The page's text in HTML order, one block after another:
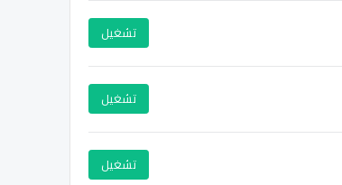
تشغيل
تشغيل
تشغيل